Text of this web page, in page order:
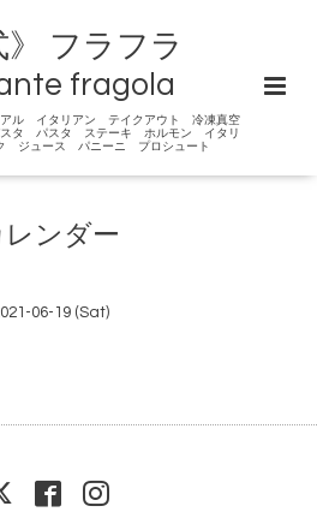
》 フラフラ
fragola
ル イタリアン テイクアウト 冷凍真空
タ パスタ ステーキ ホルモン イタリ
ジュース パニーニ プロシュート
レンダー
06-19 (Sat)